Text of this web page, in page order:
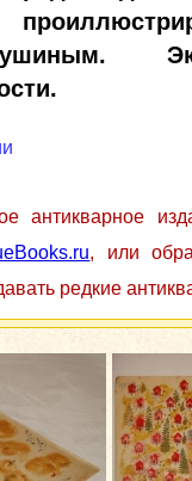
антикварное
, или
редкие